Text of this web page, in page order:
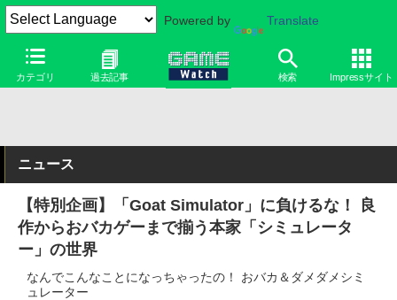
Powered by Translate
カテゴリ 過去記事 検索 Impressサイト
ニュース
【特別企画】「Goat Simulator」に負けるな！ 良
作からおバカゲーまで揃う本家「シミュレータ
ー」の世界
なんでこんなことになっちゃったの！ おバカ＆ダメダメシミ
ュレーター